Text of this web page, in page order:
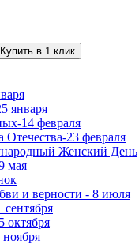
Купить в 1 клик
января
14 февраля
Отечества-23 февраля
Женский День
мая
и верности - 8 июля
октября